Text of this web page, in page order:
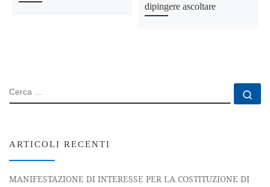
dipingere ascoltare
CERCA
ARTICOLI RECENTI
MANIFESTAZIONE DI INTERESSE PER LA COSTITUZIONE DI